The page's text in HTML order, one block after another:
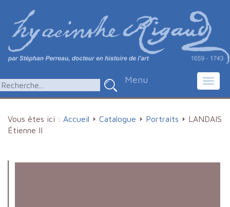
Menu
Vous êtes ici : Accueil Catalogue Portraits
LANDAIS
Étienne II